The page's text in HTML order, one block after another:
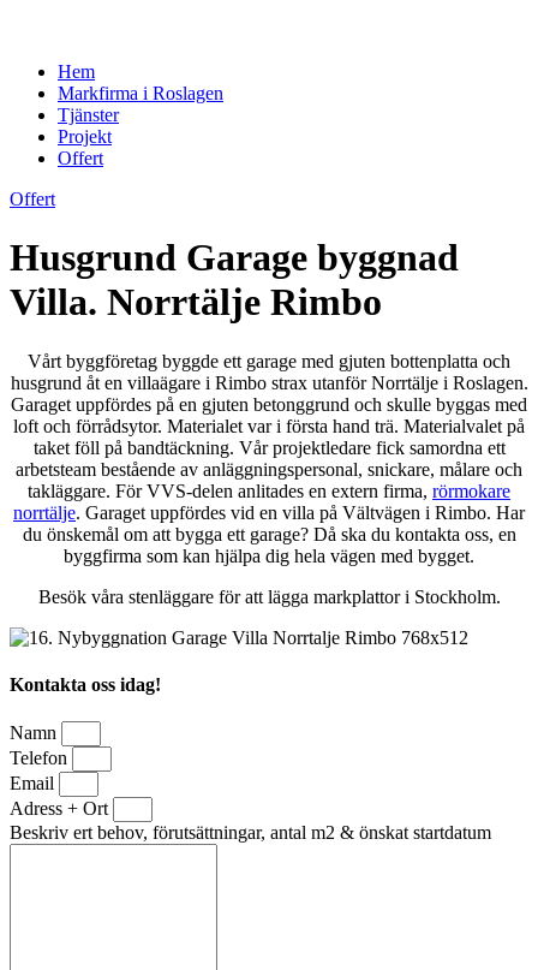
Hem
Markfirma i Roslagen
Tjänster
Projekt
Offert
Offert
Husgrund Garage byggnad
Villa. Norrtälje Rimbo
Vårt byggföretag byggde ett garage med gjuten bottenplatta och
husgrund åt en villaägare i Rimbo strax utanför Norrtälje i Roslagen.
Garaget uppfördes på en gjuten betonggrund och skulle byggas med
loft och förrådsytor. Materialet var i första hand trä. Materialvalet på
taket föll på bandtäckning. Vår projektledare fick samordna ett
arbetsteam bestående av anläggningspersonal, snickare, målare och
takläggare. För VVS-delen anlitades en extern firma, rörmokare
norrtälje. Garaget uppfördes vid en villa på Vältvägen i Rimbo. Har
du önskemål om att bygga ett garage? Då ska du kontakta oss, en
byggfirma som kan hjälpa dig hela vägen med bygget.
Besök våra stenläggare för att lägga markplattor i Stockholm.
Kontakta oss idag!
Namn
Telefon
Email
Adress + Ort
Beskriv ert behov, förutsättningar, antal m2 & önskat startdatum